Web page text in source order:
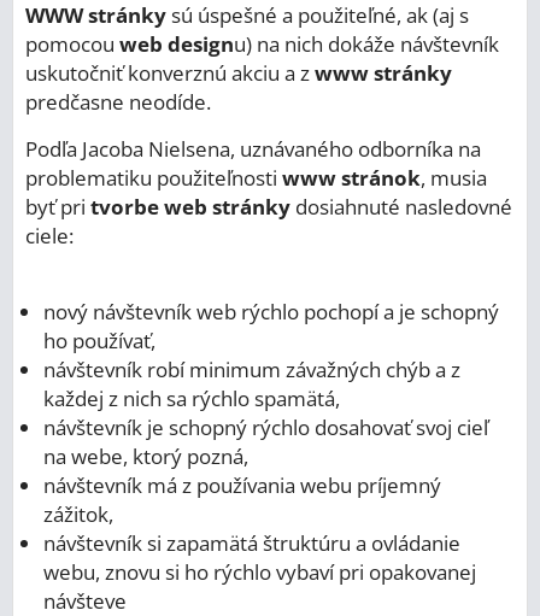
WWW stránkysú úspešné a použiteľné, ak (aj s
pomocou web designu) na nich dokáže návštevník
uskutočniť konverznú akciu a zwww stránky
predčasne neodíde.
Podľa Jacoba Nielsena, uznávaného odborníka na
problematiku použiteľnosti www stránok, musia
byť pri tvorbe web stránky dosiahnuté nasledovné
ciele:
nový návštevník web rýchlo pochopí a je schopný
ho používať,
návštevník robí minimum závažných chýb a z
každej z nich sa rýchlo spamätá,
návštevník je schopný rýchlo dosahovať svoj cieľ
na webe, ktorý pozná,
návštevník má z používania webu príjemný
zážitok,
návštevník si zapamätá štruktúru a ovládanie
webu, znovu si ho rýchlo vybaví pri opakovanej
návšteve